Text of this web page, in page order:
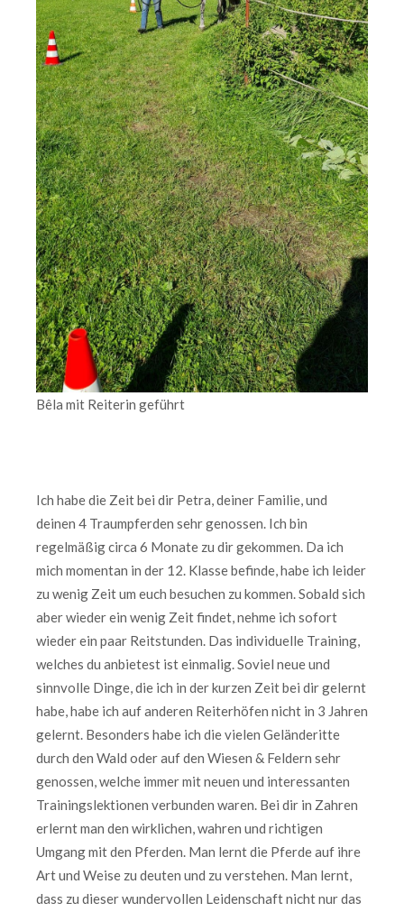
Bêla mit Reiterin geführt
Ich habe die Zeit bei dir Petra, deiner Familie, und
deinen 4 Traumpferden sehr genossen. Ich bin
regelmäßig circa 6 Monate zu dir gekommen. Da ich
mich momentan in der 12. Klasse befinde, habe ich leider
zu wenig Zeit um euch besuchen zu kommen. Sobald sich
aber wieder ein wenig Zeit findet, nehme ich sofort
wieder ein paar Reitstunden. Das individuelle Training,
welches du anbietest ist einmalig. Soviel neue und
sinnvolle Dinge, die ich in der kurzen Zeit bei dir gelernt
habe, habe ich auf anderen Reiterhöfen nicht in 3 Jahren
gelernt. Besonders habe ich die vielen Geländeritte
durch den Wald oder auf den Wiesen & Feldern sehr
genossen, welche immer mit neuen und interessanten
Trainingslektionen verbunden waren. Bei dir in Zahren
erlernt man den wirklichen, wahren und richtigen
Umgang mit den Pferden. Man lernt die Pferde auf ihre
Art und Weise zu deuten und zu verstehen. Man lernt,
dass zu dieser wundervollen Leidenschaft nicht nur das